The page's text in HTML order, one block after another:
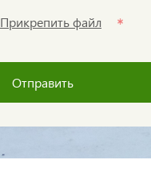
Прикрепить файл
Отправить